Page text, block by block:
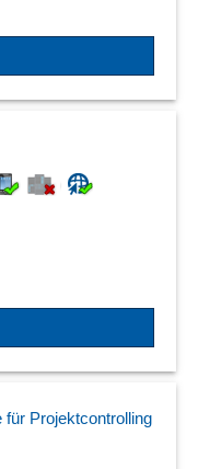
für Projektcontrolling